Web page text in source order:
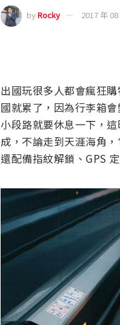
byRocky 2017 年
出國玩很多人都會瘋狂
國就累了，因為行李箱
小段路就要休息一下，
成，不論走到天涯海角
還配備指紋解鎖、GPS